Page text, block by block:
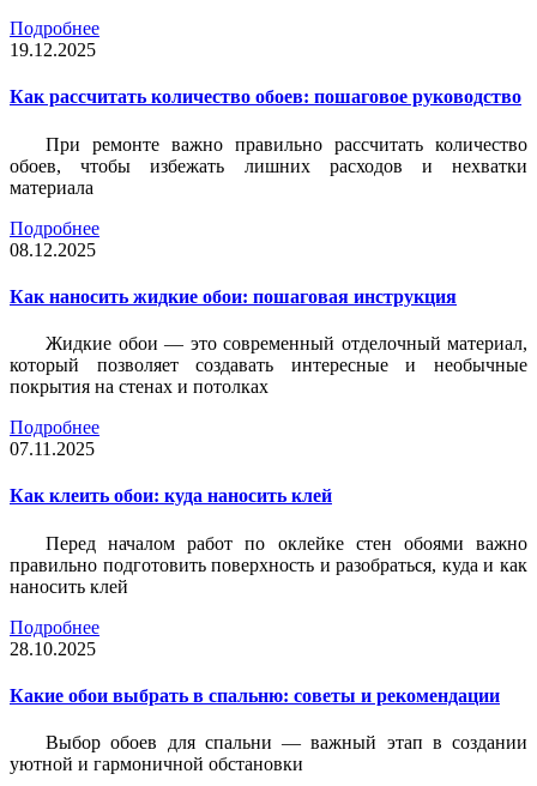
Подробнее
19.12.2025
Как рассчитать количество обоев: пошаговое руководство
При ремонте важно правильно рассчитать количество
обоев, чтобы избежать лишних расходов и нехватки
материала
Подробнее
08.12.2025
Как наносить жидкие обои: пошаговая инструкция
Жидкие обои — это современный отделочный материал,
который позволяет создавать интересные и необычные
покрытия на стенах и потолках
Подробнее
07.11.2025
Как клеить обои: куда наносить клей
Перед началом работ по оклейке стен обоями важно
правильно подготовить поверхность и разобраться, куда и как
наносить клей
Подробнее
28.10.2025
Какие обои выбрать в спальню: советы и рекомендации
Выбор обоев для спальни — важный этап в создании
уютной и гармоничной обстановки